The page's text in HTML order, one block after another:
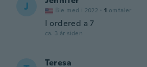
J Ble med i 2022 · 1 omtaler
I ordered a 7
ca. 3 år siden
Teresa